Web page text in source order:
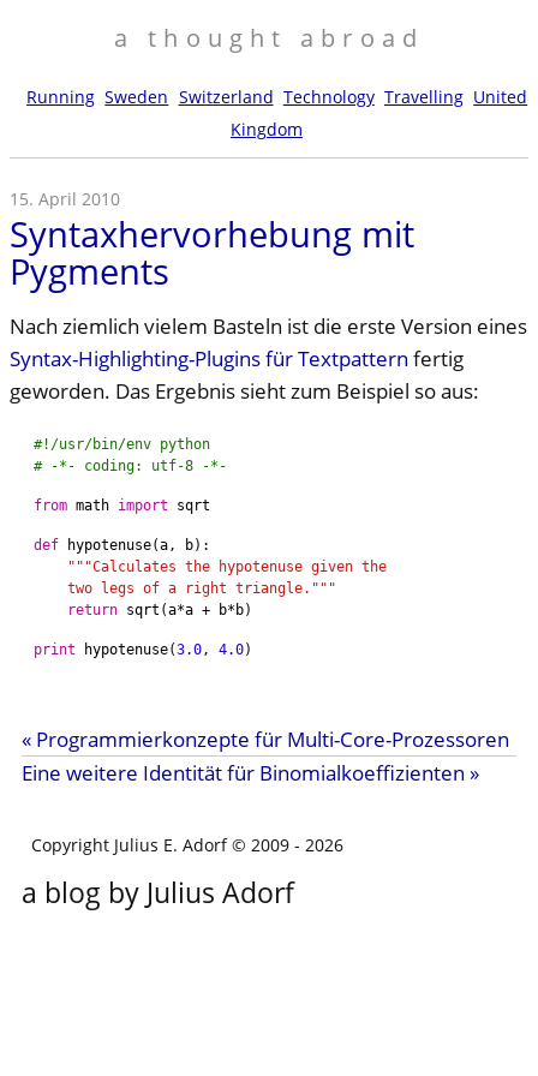
a thought abroad
Running Sweden Switzerland Technology Travelling United
Kingdom
15. April 2010
Syntaxhervorhebung mit
Pygments
Nach ziemlich vielem Basteln ist die erste Version eines
Syntax-Highlighting-Plugins für Textpattern fertig
geworden. Das Ergebnis sieht zum Beispiel so aus:
#!/usr/bin/env python
# -*- coding: utf-8 -*-
from math import sqrt
def hypotenuse(a, b):
"""Calculates the hypotenuse given the
    two legs of a right triangle."""
return sqrt (a*a + b*b)
print hypotenuse(3.0, 4.0
« Programmierkonzepte für Multi-Core-Prozessoren
Eine weitere Identität für Binomialkoeffizienten »
Copyright Julius E. Adorf © 2009 - 2026
a blog by Julius Adorf